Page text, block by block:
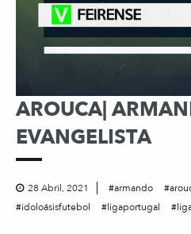
AROUCA|
EVANGELISTA
28 Abril, 2021 armando
idoloásisfutebol
ligaportugal